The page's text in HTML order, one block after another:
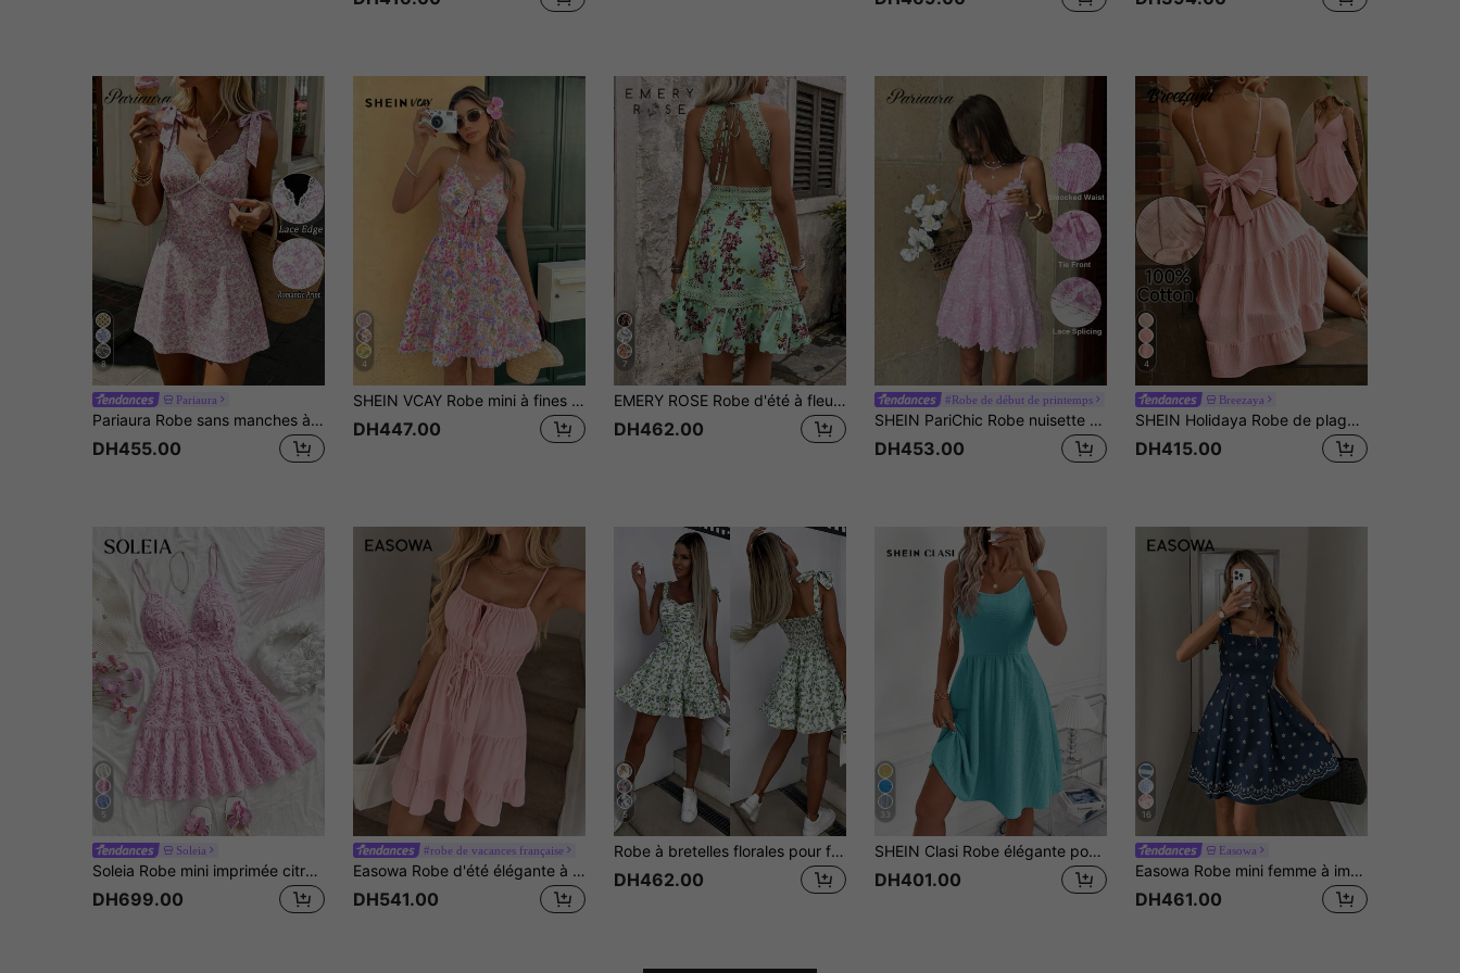
8
Pariaura
Pariaura Robe sans manches à col en cœur avec imprimé floral et patchwork en dentelle pour femmes
DH455.00
4
SHEIN VCAY Robe mini à fines bretelles décontractée à fleurs Ditsy pour femmes, robe d'été imprimée de fleurs pour les vacances, tenue de plage
DH447.00
7
EMERY ROSE Robe d'été à fleurs avec dentelle contrastante pour les vacances des femmes
DH462.00
#Robe de début de printemps
SHEIN PariChic Robe nuisette en dentelle à taille marquée et coupe évasée avec imprimé floral marguerite français. Convient pour un rendez-vous de la Saint-Valentin, une fête au bord de la piscine en été, ou un thé l'après-midi entre amis
DH453.00
4
Breezaya
SHEIN Holidaya Robe de plage à volants en coton 100% rose unicolore pour femmes
DH415.00
5
Soleia
Soleia Robe mini imprimée citron colorée pour femme, vacances
DH699.00
#robe de vacances française
Easowa Robe d'été élégante à col noué, volants et ourlet étagé en A, fine bretelle, pour les vacances
DH541.00
5
Robe à bretelles florales pour femmes, nouvelle robe courte sans manches d'été, parfaite pour les vacances, la plage, le port quotidien, les sorties et diverses occasions élégantes
DH462.00
33
SHEIN Clasi Robe élégante pour femmes bleue à motif texturé 3D sans manches, cintrée à la taille, coupe évasée, en maille extensible, convient pour diverses occasions, décontractée, trajet, voyage, vacances, style bohème
DH401.00
16
Easowa
Easowa Robe mini femme à imprimé numérique printemps/été, convient pour les vacances, les sorties décontractées, le style occidental, les festivals de musique, la tenue bohème. Nouvelles robes d'été mignonnes pour femmes. Robe d'été décontractée pour femme en bleu marine à imprimé floral avec bretelles nouées et ourlet festonné. Robe mini évasée chic pour femme à motif marguerite blanche. Robe mini sans manches décontractée pour femme en bleu marine avec imprimé floral sur tout le vêtement et bretelles réglables. Robe d'été, robe de Pâques, robe de plage, tenues de vacances pour femmes
DH461.00